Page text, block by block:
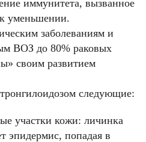
иммунитета, вызванное
уменьшении.
заболеваниям и
ВОЗ до 80% раковых
своим развитием
следующие:
участки кожи: личинка
эпидермис, попадая в